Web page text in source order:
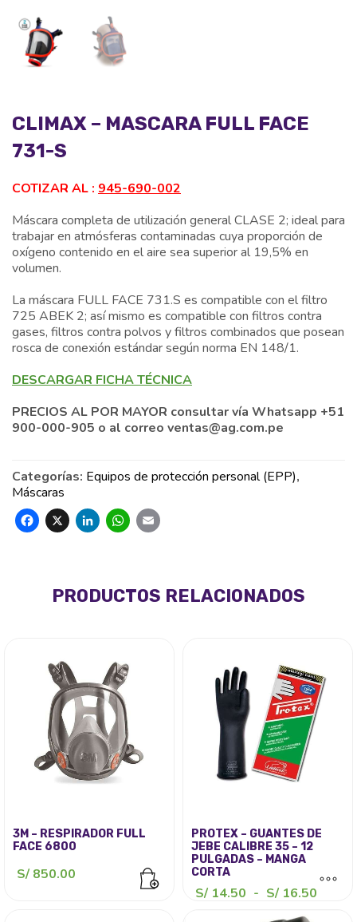
CLIMAX – MASCARA FULL FACE
731-S
COTIZAR AL : 945-690-002
Máscara completa de utilización general CLASE 2; ideal para
trabajar en atmósferas contaminadas cuya proporción de
oxígeno contenido en el aire sea superior al 19,5% en
volumen.
La máscara FULL FACE 731.S es compatible con el filtro
725 ABEK 2; así mismo es compatible con filtros contra
gases, filtros contra polvos y filtros combinados que posean
rosca de conexión estándar según norma EN 148/1.
DESCARGAR FICHA TÉCNICA
PRECIOS AL POR MAYOR consultar vía Whatsapp +51
900-000-905 o al correo ventas@ag.com.pe
Categorías: Equipos de protección personal (EPP),
Máscaras
Facebook
X LinkedIn
WhatsApp
PRODUCTOS RELACIONADOS
3M – RESPIRADOR FULL
FACE 6800
S/ 850.00
PROTEX – GUANTES DE
JEBE CALIBRE 35 – 12
PULGADAS – MANGA
CORTA
S/ 14.50 - S/ 16.50